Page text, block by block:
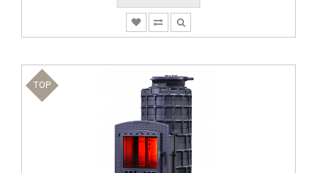
TOP